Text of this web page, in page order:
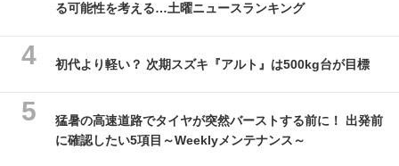
る可能性を考える…土曜ニュースランキング
初代より軽い？ 次期スズキ『アルト』は500kg台が目標
猛暑の高速道路でタイヤが突然バーストする前に！ 出発前
に確認したい5項目～Weeklyメンテナンス～